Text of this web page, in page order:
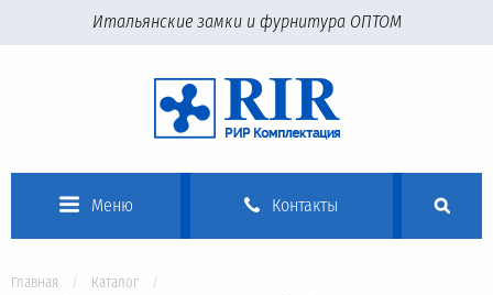
Итальянские замки и фурнитура ОПТОМ
Меню Контакты
Главная
Каталог